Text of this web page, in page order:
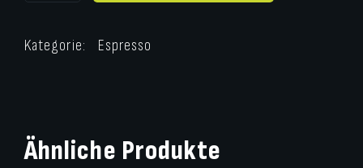
Kategorie: Espresso
Ähnliche Produkte